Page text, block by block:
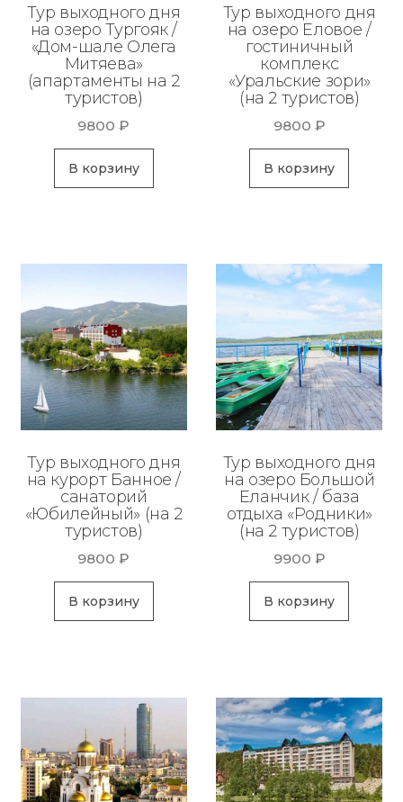
Тур выходного дня
на озеро Тургояк /
«Дом-шале Олега
Митяева»
(апартаменты на 2
туристов)
9800₽
В корзину
Тур выходного дня
на озеро Еловое /
гостиничный
комплекс
«Уральские зори»
(на 2 туристов)
9800 ₽
В корзину
Тур выходного дня
на курорт Банное /
санаторий
«Юбилейный» (на 2
туристов)
9800₽
В корзину
Тур выходного дня
на озеро Большой
Еланчик / база
отдыха «Родники»
(на 2 туристов)
9900 ₽
В корзину